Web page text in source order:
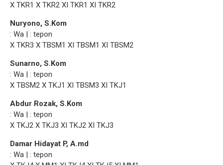
X TKR1 X TKR2 XI TKR1 XI TKR2
Nuryono, S.Kom
: Wa | : tepon
X TKR3 X TBSM1 XI TBSM1 XI TBSM2
Sunarno, S.Kom
: Wa | : tepon
X TBSM2 X TKJ1 XI TBSM3 XI TKJ1
Abdur Rozak, S.Kom
: Wa | : tepon
X TKJ2 X TKJ3 XI TKJ2 XI TKJ3
Damar Hidayat P, A.md
: Wa | : tepon